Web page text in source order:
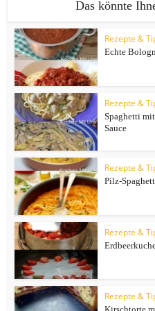
Das könnte
Rezepte &
Echte
Rezepte &
Spaghetti
Sauce
Rezepte &
Pilz-
Rezepte &
Rezepte &